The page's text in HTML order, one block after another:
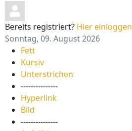
Bereits registriert? Hier einloggen
Sonntag, 09. August 2026
Fett
Kursiv
Unterstrichen
---------------
Hyperlink
Bild
---------------